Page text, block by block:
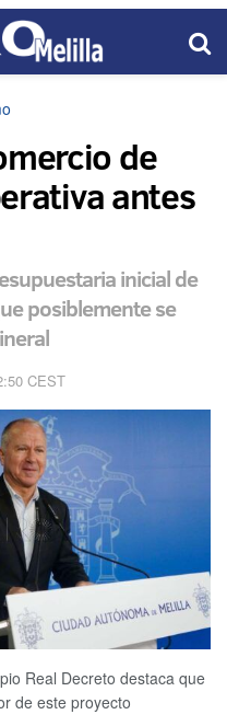
de
antes
inicial de
posiblemente se
CEST
Real Decreto destaca que
de este proyecto